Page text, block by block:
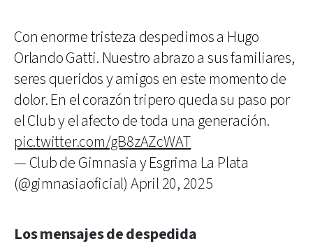
Con enorme tristeza despedimos a Hugo
Orlando Gatti. Nuestro abrazo a sus familiares,
seres queridos y amigos en este momento de
dolor. En el corazón tripero queda su paso por
el Club y el afecto de toda una generación.
pic.twitter.com/gB8zAZcWAT
— Club de Gimnasia y Esgrima La Plata
(@gimnasiaoficial) April 20, 2025
Los mensajes de despedida